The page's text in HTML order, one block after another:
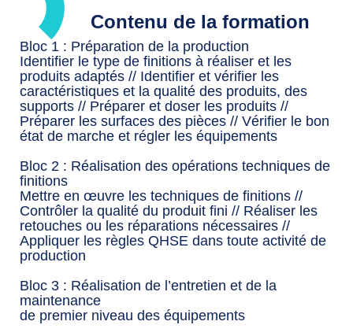
Contenu de la formation
Bloc 1 : Préparation de la production
Identifier le type de finitions à réaliser et les
produits adaptés // Identifier et vérifier les
caractéristiques et la qualité des produits, des
supports // Préparer et doser les produits //
Préparer les surfaces des pièces // Vérifier le bon
état de marche et régler les équipements
Bloc 2 : Réalisation des opérations techniques de
finitions
Mettre en œuvre les techniques de finitions //
Contrôler la qualité du produit fini // Réaliser les
retouches ou les réparations nécessaires //
Appliquer les règles QHSE dans toute activité de
production
Bloc 3 : Réalisation de l’entretien et de la
maintenance
de premier niveau des équipements